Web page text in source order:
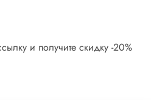
и получите скидку -20%